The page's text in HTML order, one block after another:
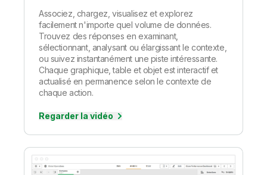
Associez, chargez, visualisez et explorez
facilement n'importe quel volume de données.
Trouvez des réponses en examinant,
sélectionnant, analysant ou élargissant le contexte,
ou suivez instantanément une piste intéressante.
Chaque graphique, table et objet est interactif et
actualisé en permanence selon le contexte de
chaque action.
Regarder la vidéo